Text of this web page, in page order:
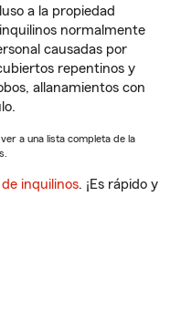
a la propiedad
normalmente
causadas por
repentinos y
allanamientos con
a una lista completa de la
inquilinos. ¡Es rápido y